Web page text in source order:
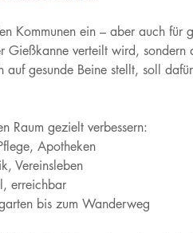
Kommunen ein – aber auch für
verteilt wird, sondern
gesunde Beine stellt, soll
Raum gezielt verbessern:
Apotheken
Vereinsleben
erreichbar
bis zum Wanderweg